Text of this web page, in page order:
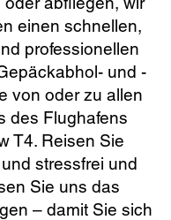
einen schnellen,
professionellen
und -
von oder zu allen
des Flughafens
T4. Reisen Sie
stressfrei und
Sie uns das
– damit Sie sich